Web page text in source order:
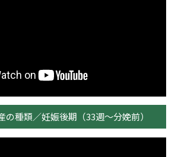
の種類／妊娠後期（33週～分娩前）